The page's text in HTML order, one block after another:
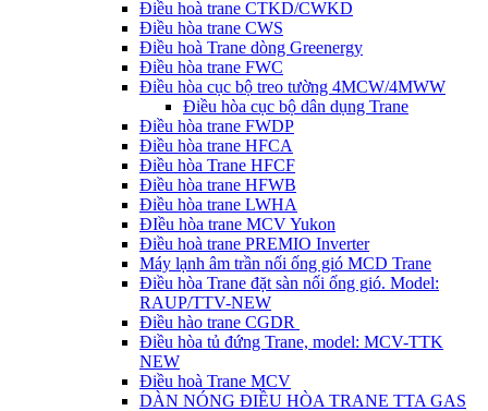
Điều hoà trane CTKD/CWKD
Điều hòa trane CWS
Điều hoà Trane dòng Greenergy
Điều hòa trane FWC
Điều hòa cục bộ treo tường 4MCW/4MWW
Điều hòa cục bộ dân dụng Trane
Điều hòa trane FWDP
Điều hòa trane HFCA
Điều hòa Trane HFCF
Điều hòa trane HFWB
Điều hòa trane LWHA
ĐIều hòa trane MCV Yukon
Điều hoà trane PREMIO Inverter
Máy lạnh âm trần nối ống gió MCD Trane
Điều hòa Trane đặt sàn nối ống gió. Model:
RAUP/TTV-NEW
Điều hào trane CGDR
Điều hòa tủ đứng Trane, model: MCV-TTK
NEW
Điều hoà Trane MCV
DÀN NÓNG ĐIỀU HÒA TRANE TTA GAS